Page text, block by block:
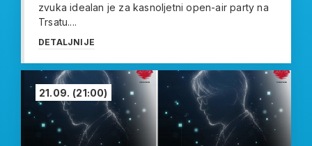
zvuka idealan je za kasnoljetni open-air party na
Trsatu....
DETALJNIJE
21.09. (21:00)